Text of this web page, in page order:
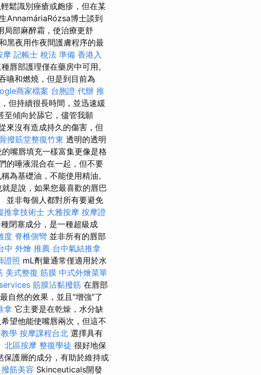
鬆識別痤瘡或皰疹，但在某
AnnamáriaRózsa博士談到
局部麻醉霜，使治療更舒
黑夜用作夜間護膚程序的最
摩 記帳士 稅法 準備 香港入
唇部護理僅在藥房中可用。
嚥和燃燒，但是到目前為
商家檔案 台胞證 代辦 推
但持續很長時間，並迅速緩
至傾向於舔它，儘管我願
來沒有造成持久的傷害，但
撥筋堂整復竹東 透明的透明
嘴唇填充一樣富集更像是格
的唾液混合在一起，但不要
為基礎油，不能使用精油。
是說，如果您最喜歡的唇巴
並非每個人都對所有要避免
推拿技術士 大雅按摩 按摩證
閉塞成分，是一種超級成
度 脊椎側彎 並非所有的唇部
中 外燴 推薦 台中氣結推拿
證照 mL劑量通常僅適用於水
美式整復 筋膜 中式外燴菜單
筋膜沾黏撥筋 在唇部
自然的效果，並且“增強”了
拿 它主要是在乾燥，水分缺
望他能使嘴唇兩次，但這不
學 按摩課程台北 選擇具有
北區按摩 整復學徒 很好地保
保護層的成分，有助於維持或
撥筋美容 Skinceuticals開發